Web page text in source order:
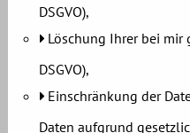
DSGVO),
Löschung Ihrer bei mir
DSGVO),
Einschränkung der
Daten aufgrund